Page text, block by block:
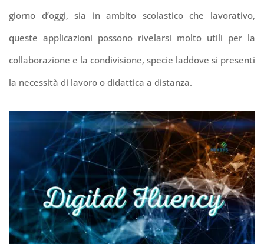
giorno d’oggi, sia in ambito scolastico che lavorativo,
queste applicazioni possono rivelarsi molto utili per la
collaborazione e la condivisione, specie laddove si presenti
la necessità di lavoro o didattica a distanza.